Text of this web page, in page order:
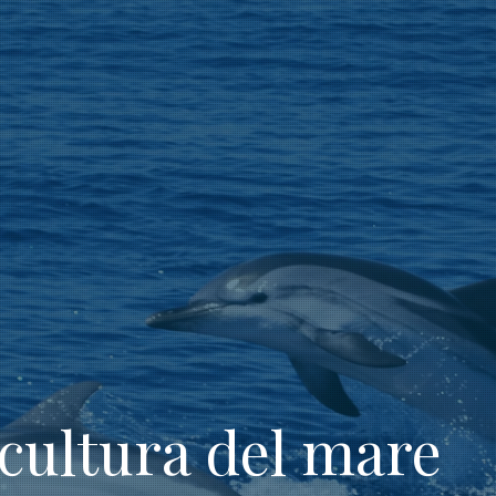
del mare